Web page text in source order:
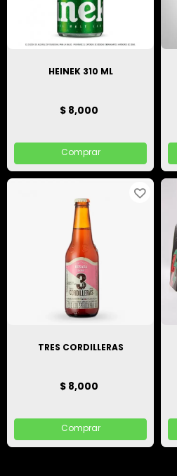
HEINEK 310 ML
$ 8,000
Comprar
TRES CORDILLERAS
$ 8,000
Comprar